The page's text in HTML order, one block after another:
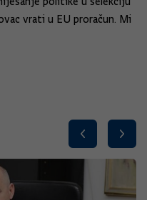
vrati u EU proračun. Mi